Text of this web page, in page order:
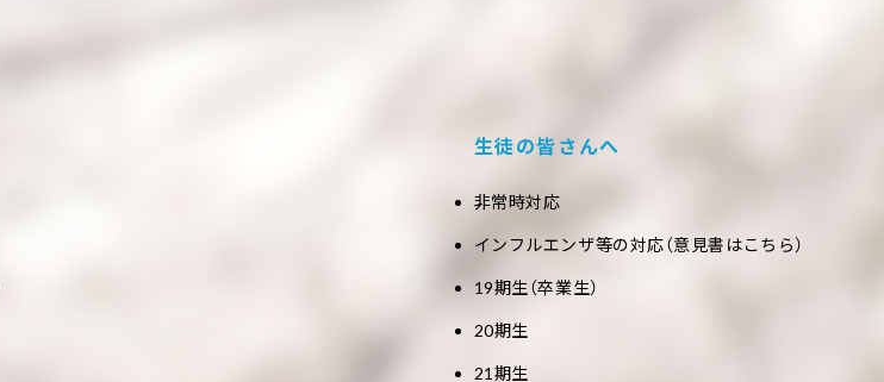
生徒の皆さんへ
非常時対応
インフルエンザ等の対応（意見書はこちら）
19期生（卒業生）
20期生
21期生